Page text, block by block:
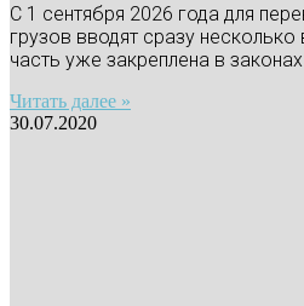
С 1 сентября 2026 года для
грузов вводят сразу
часть уже закреплена в
Читать далее »
30.07.2020